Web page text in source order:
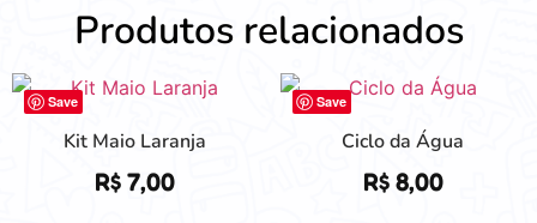
Produtos relacionados
Save
Kit Maio Laranja
R$7,00
Save
Ciclo da Água
R$8,00